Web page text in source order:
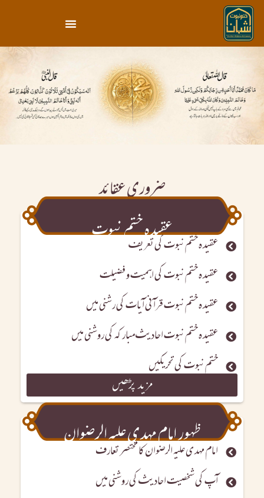
ضروری عقائد
عقیدہ ختم نبوت
عقیدہ ختم نبوت کی تعریف
عقیدہ ختم نبوت کی اہمیت و فضیلت
عقیدہ ختم نبوت قرآنی آیات کی رشنی میں
عقیدہ ختم نبوت احادیث مبارکہ کی روشنی میں
ختم نبوت کی تحریکیں
مزید پڑھیں
ظہور امام مہدی علیہ الرضوان
امام مہدی علیہ الرضوان کا مختصر تعارف
آپ کی شخصیت احادیث کی روشنی میں